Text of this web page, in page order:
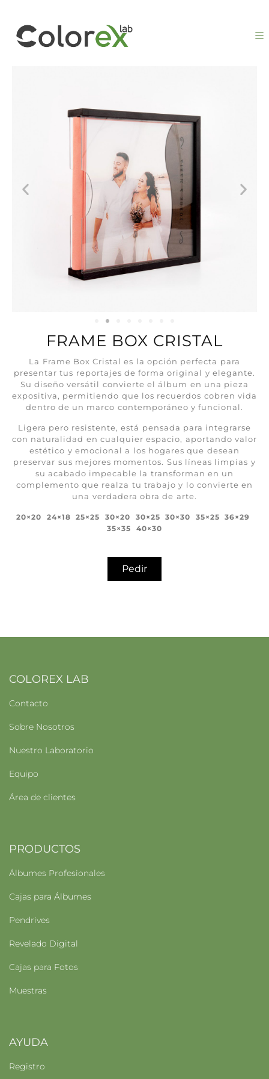
FRAME BOX CRISTAL
La Frame Box Cristal es la opción perfecta para
presentar tus reportajes de forma original y elegante.
Su diseño versátil convierte el álbum en una pieza
expositiva, permitiendo que los recuerdos cobren vida
dentro de un marco contemporáneo y funcional.
Ligera pero resistente, está pensada para integrarse
con naturalidad en cualquier espacio, aportando valor
estético y emocional a los hogares que desean
preservar sus mejores momentos. Sus líneas limpias y
su acabado impecable la transforman en un
complemento que realza tu trabajo y lo convierte en
una verdadera obra de arte.
20×20 24×18 25×25 30×20 30×25 30×30 35×25 36×29
35×35 40×30
Pedir
COLOREX LAB
Contacto
Sobre Nosotros
Nuestro Laboratorio
Equipo
Área de clientes
PRODUCTOS
Álbumes Profesionales
Cajas para Álbumes
Pendrives
Revelado Digital
Cajas para Fotos
Muestras
AYUDA
Registro